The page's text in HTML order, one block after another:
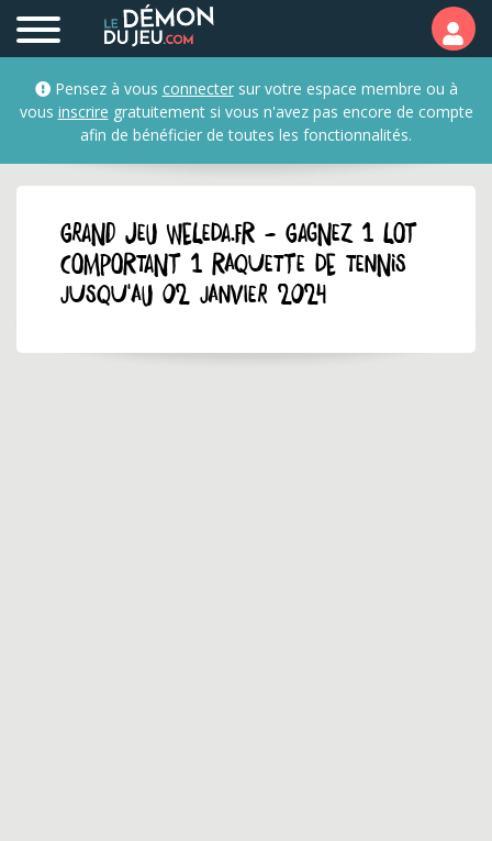
Pensez à vous connectersur votre espace membre ou à
vous inscrire gratuitement si vous n'avez pas encore de compte
afin de bénéficier de toutes les fonctionnalités.
GRAND JEU weleda.fr - Gagnez 1 lot
comportant 1 raquette de tennis
jusqu'au 02 janvier 2024